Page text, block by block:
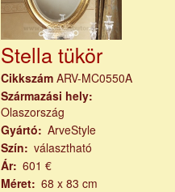
Stella tükör
Cikkszám ARV-MC0550A
Származási hely
Olaszország
Gyártó
ArveStyle
Szín
választható
Ár
601 €
Méret
68 x 83 cm